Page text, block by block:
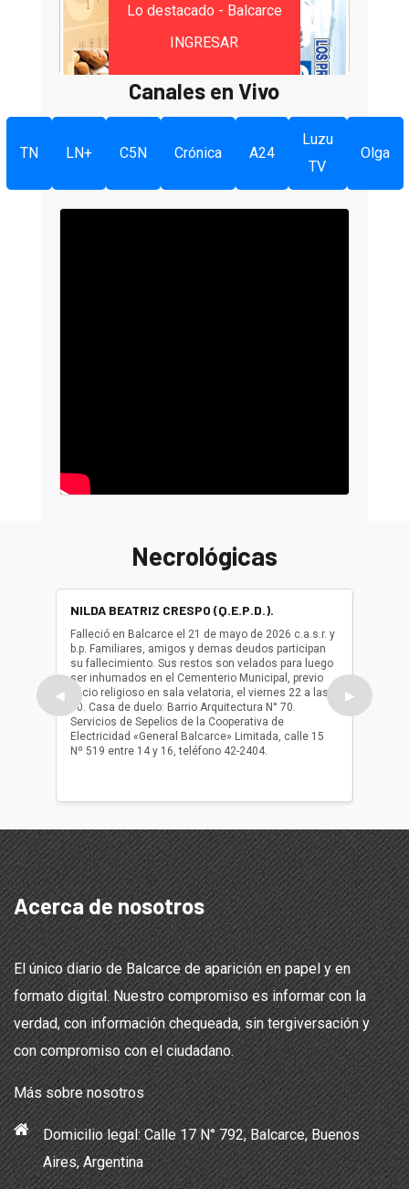
Lo destacado - Balcarce
INGRESAR
Canales en Vivo
TN LN+ C5N Crónica A24
Luzu
TV
Olga
Necrológicas
◀
NILDA BEATRIZ CRESPO (Q.E.P.D.).
Falleció en Balcarce el 21 de mayo de 2026 c.a.s.r. y
b.p. Familiares, amigos y demas deudos participan
su fallecimiento. Sus restos son velados para luego
ser inhumados en el Cementerio Municipal, previo
oficio religioso en sala velatoria, el viernes 22 a las
10. Casa de duelo: Barrio Arquitectura N° 70.
Servicios de Sepelios de la Cooperativa de
Electricidad «General Balcarce» Limitada, calle 15
Nº 519 entre 14 y 16, teléfono 42-2404.
ser
oficio
▶
Acerca de nosotros
El único diario de Balcarce de aparición en papel y en
formato digital. Nuestro compromiso es informar con la
verdad, con información chequeada, sin tergiversación y
con compromiso con el ciudadano.
Más sobre nosotros
Domicilio legal: Calle 17 N° 792, Balcarce, Buenos
Aires, Argentina